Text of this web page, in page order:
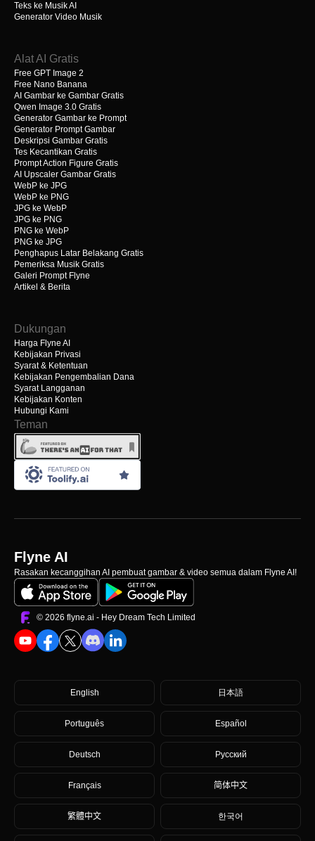
Teks ke Musik AI
Generator Video Musik
Alat AI Gratis
Free GPT Image 2
Free Nano Banana
AI Gambar ke Gambar Gratis
Qwen Image 3.0 Gratis
Generator Gambar ke Prompt
Generator Prompt Gambar
Deskripsi Gambar Gratis
Tes Kecantikan Gratis
Prompt Action Figure Gratis
AI Upscaler Gambar Gratis
WebP ke JPG
WebP ke PNG
JPG ke WebP
JPG ke PNG
PNG ke WebP
PNG ke JPG
Penghapus Latar Belakang Gratis
Pemeriksa Musik Gratis
Galeri Prompt Flyne
Artikel & Berita
Dukungan
Harga Flyne AI
Kebijakan Privasi
Syarat & Ketentuan
Kebijakan Pengembalian Dana
Syarat Langganan
Kebijakan Konten
Hubungi Kami
Teman
Flyne AI
Rasakan kecanggihan AI pembuat gambar & video semua dalam Flyne AI!
©️ 2026 flyne.ai - Hey Dream Tech Limited
English 日本語
Português Español
Deutsch Русский
Français 简体中文
繁體中文 한국어